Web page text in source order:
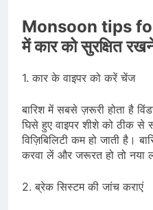
Monsoon tips for
में कार को सुरक्षित
1. कार के वाइपर को करें चेंज
बारिश में सबसे ज़रूरी होता है
घिसे हुए वाइपर शीशे को ठीक से
विज़िबिलिटी कम हो जाती है।
करवा लें और जरूरत हो तो नया
2. ब्रेक सिस्टम की जांच कराएं